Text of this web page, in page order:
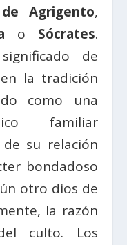
Agrigento,
o Sócrates.
de
la tradición
como una
familiar
su relación
bondadoso
otro dios de
la razón
culto. Los